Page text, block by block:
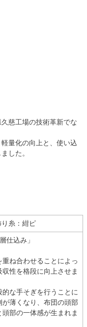
慈工場の技術革新でな
量化の向上と、使い込
した。
糸：紺ピ
仕込み」
ね合わせることによっ
性を格段に向上させま
な手そぎを行うことに
薄くなり、布団の頭部
部の一体感が生まれま